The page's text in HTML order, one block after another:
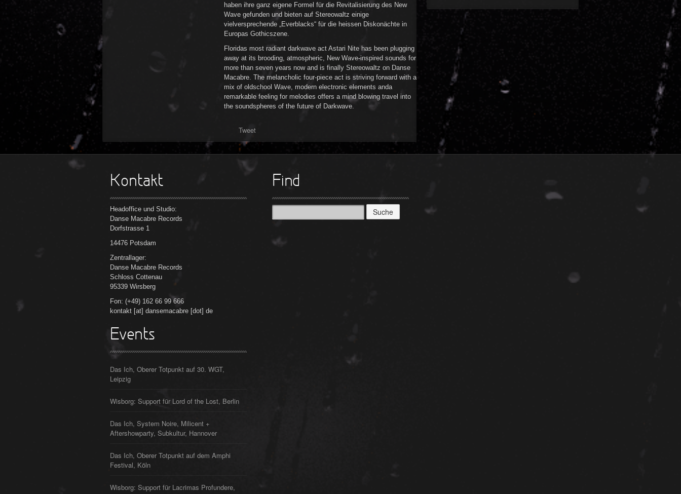
haben ihre ganz eigene Formel für die Revitalisierung des New
Wave gefunden und bieten auf Stereowaltz einige
vielversprechende „Everblacks“ für die heissen Diskonächte in
Europas Gothicszene.
Floridas most radiant darkwave act Astari Nite has been plugging
away at its brooding, atmospheric, New Wave-inspired sounds for
more than seven years now and is finally Stereowaltz on Danse
Macabre. The melancholic four-piece act is striving forward with a
mix of oldschool Wave, modern electronic elements anda
remarkable feeling for melodies offers a mind blowing travel into
the soundspheres of the future of Darkwave.
Tweet
Kontakt
Headoffice und Studio:
Danse Macabre Records
Dorfstrasse 1
14476 Potsdam
Zentrallager:
Danse Macabre Records
Schloss Cottenau
95339 Wirsberg
Fon: (+49) 162 66 99 666
kontakt [at] dansemacabre [dot] de
Events
Das Ich, Oberer Totpunkt auf 30. WGT,
Leipzig
Wisborg: Support für Lord of the Lost, Berlin
Das Ich, System Noire, Milicent +
Aftershowparty, Subkultur, Hannover
Das Ich, Oberer Totpunkt auf dem Amphi
Festival, Köln
Wisborg: Support für Lacrimas Profundere,
Find
Suche
nach: